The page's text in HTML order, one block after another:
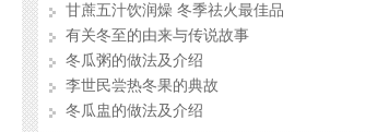
甘蔗五汁饮润燥 冬季祛火最佳品
有关冬至的由来与传说故事
冬瓜粥的做法及介绍
李世民尝热冬果的典故
冬瓜盅的做法及介绍